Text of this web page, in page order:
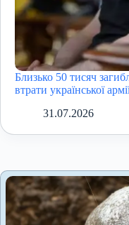
Близько 50 тисяч
втрати української
31.07.2026